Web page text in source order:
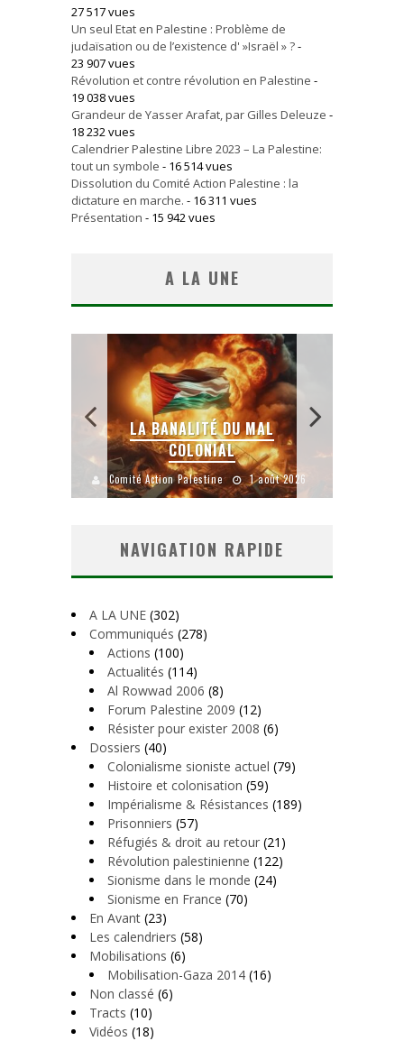
27 517 vues
Un seul Etat en Palestine : Problème de
judaïsation ou de l’existence d' »Israël » ?-
23 907 vues
Révolution et contre révolution en Palestine -
19 038 vues
Grandeur de Yasser Arafat, par Gilles Deleuze -
18 232 vues
Calendrier Palestine Libre 2023 – La Palestine:
tout un symbole - 16 514 vues
Dissolution du Comité Action Palestine : la
dictature en marche. - 16 311 vues
Présentation - 15 942 vues
A LA UNE
LA BANALITÉ DU MAL
COLONIAL
Comité Action Palestine 1 août 2026
NAVIGATION RAPIDE
A LA UNE (302)
Communiqués (278)
Actions (100)
Actualités (114)
Al Rowwad 2006 (8)
Forum Palestine 2009 (12)
Résister pour exister 2008 (6)
Dossiers (40)
Colonialisme sioniste actuel (79)
Histoire et colonisation (59)
Impérialisme & Résistances (189)
Prisonniers (57)
Réfugiés & droit au retour (21)
Révolution palestinienne (122)
Sionisme dans le monde (24)
Sionisme en France (70)
En Avant (23)
Les calendriers (58)
Mobilisations (6)
Mobilisation-Gaza 2014 (16)
Non classé (6)
Tracts (10)
Vidéos (18)